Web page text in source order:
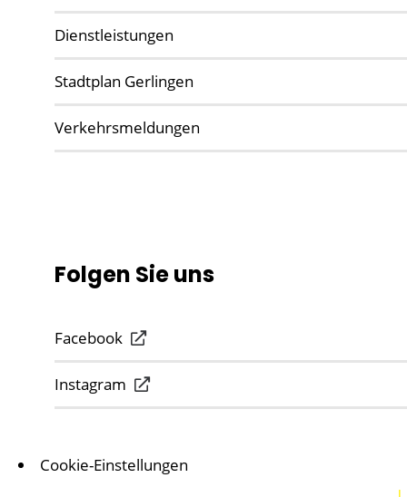
Dienstleistungen
Stadtplan Gerlingen
Verkehrsmeldungen
Folgen Sie uns
Facebook
Instagram
Cookie-Einstellungen